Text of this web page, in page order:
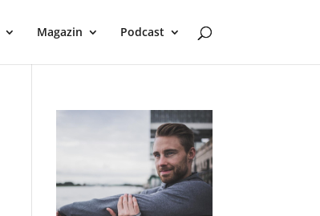
Magazin Podcast